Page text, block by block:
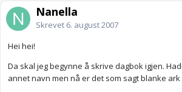
Nanella
Skrevet 6. august 2007
Hei hei!
Da skal jeg begynne å skrive dagbok igjen.
annet navn men nå er det som sagt blanke ark